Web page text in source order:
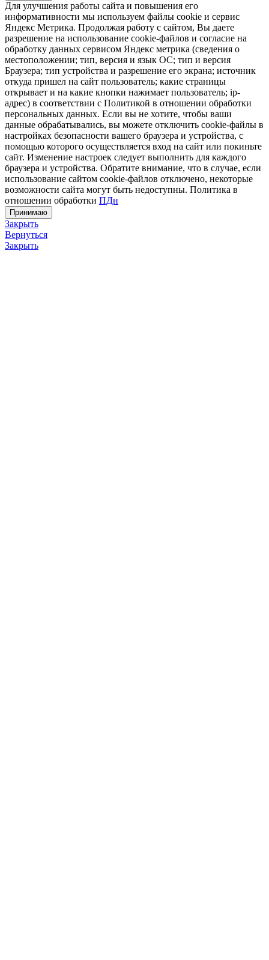
Для улучшения работы сайта и повышения его
информативности мы используем файлы cookie и сервис
Яндекс Метрика. Продолжая работу с сайтом, Вы даете
разрешение на использование cookie-файлов и согласие на
обработку данных сервисом Яндекс метрика (сведения о
местоположении; тип, версия и язык ОС; тип и версия
Браузера; тип устройства и разрешение его экрана; источник
откуда пришел на сайт пользователь; какие страницы
открывает и на какие кнопки нажимает пользователь; ip-
адрес) в соответствии с Политикой в отношении обработки
персональных данных. Если вы не хотите, чтобы ваши
данные обрабатывались, вы можете отключить cookie-файлы в
настройках безопасности вашего браузера и устройства, с
помощью которого осуществляется вход на сайт или покиньте
сайт. Изменение настроек следует выполнить для каждого
браузера и устройства. Обратите внимание, что в случае, если
использование сайтом cookie-файлов отключено, некоторые
возможности сайта могут быть недоступны. Политика в
отношении обработки ПДн
Принимаю
Закрыть
Вернуться
Закрыть